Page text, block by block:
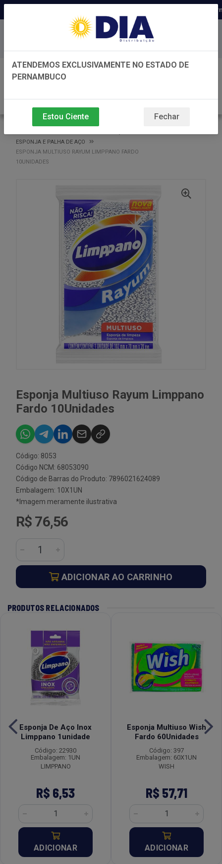
Distribuidora há 22 anos em
Baixe já nosso APP
ESPONJA E PALHA DE AÇO
ESPONJA MULTIUSO RAYUM LIMPPANO FARDO
10UNIDADES
Esponja Multiuso Rayum Limppano
Fardo 10Unidades
Código: 8053
Código NCM: 68053090
Código de Barras do Produto: 7896021624089
Embalagem: 10X1UN
*Imagem meramente ilustrativa
R$ 76,56
ADICIONAR AO CARRINHO
PRODUTOS RELACIONADOS
Esponja De Aço Inox
Limppano 1unidade
Código: 22930
Embalagem: 1UN
LIMPPANO
R$ 6,53
ADICIONAR
Esponja Multiuso Wish
Fardo 60Unidades
Código: 397
Embalagem: 60X1UN
WISH
R$ 57,71
ADICIONAR
ATENDEMOS EXCLUSIVAMENTE NO ESTADO DE
PERNAMBUCO
Estou Ciente Fechar